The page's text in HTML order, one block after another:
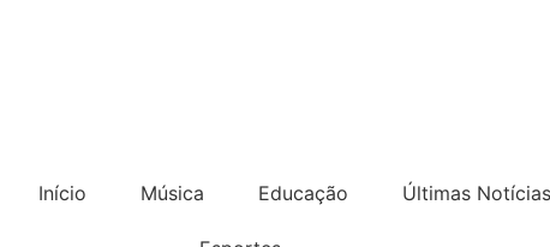
Início Música Educação Últimas Notícias